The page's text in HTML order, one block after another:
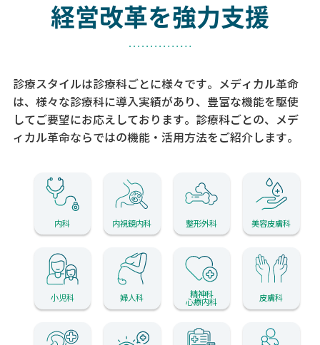
経営改革を強力支援
診療スタイルは診療科ごとに様々です。メディカル革命
は、様々な診療科に導入実績があり、 豊富な機能を駆使
してご要望にお応えしております。 診療科ごとの、メデ
ィカル革命ならではの機能・活用方法をご紹介します。
内科 内視鏡内科 整形外科 美容皮膚科
小児科 婦人科 精神科
心療内科 皮膚科